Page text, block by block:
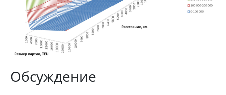
Обсуждение